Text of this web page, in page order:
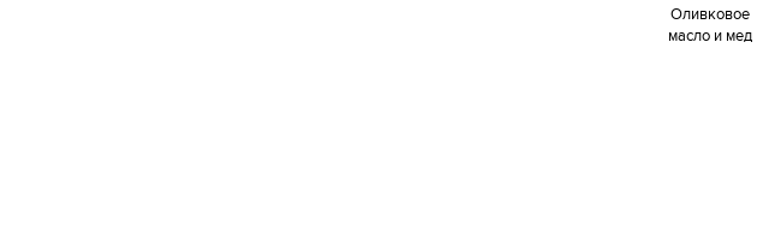
Оливковое
масло и мед